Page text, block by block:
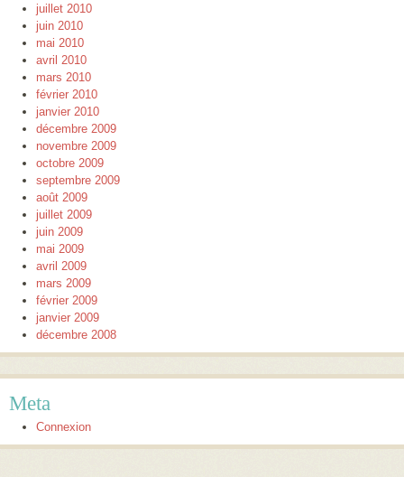
juillet 2010
juin 2010
mai 2010
avril 2010
mars 2010
février 2010
janvier 2010
décembre 2009
novembre 2009
octobre 2009
septembre 2009
août 2009
juillet 2009
juin 2009
mai 2009
avril 2009
mars 2009
février 2009
janvier 2009
décembre 2008
Meta
Connexion